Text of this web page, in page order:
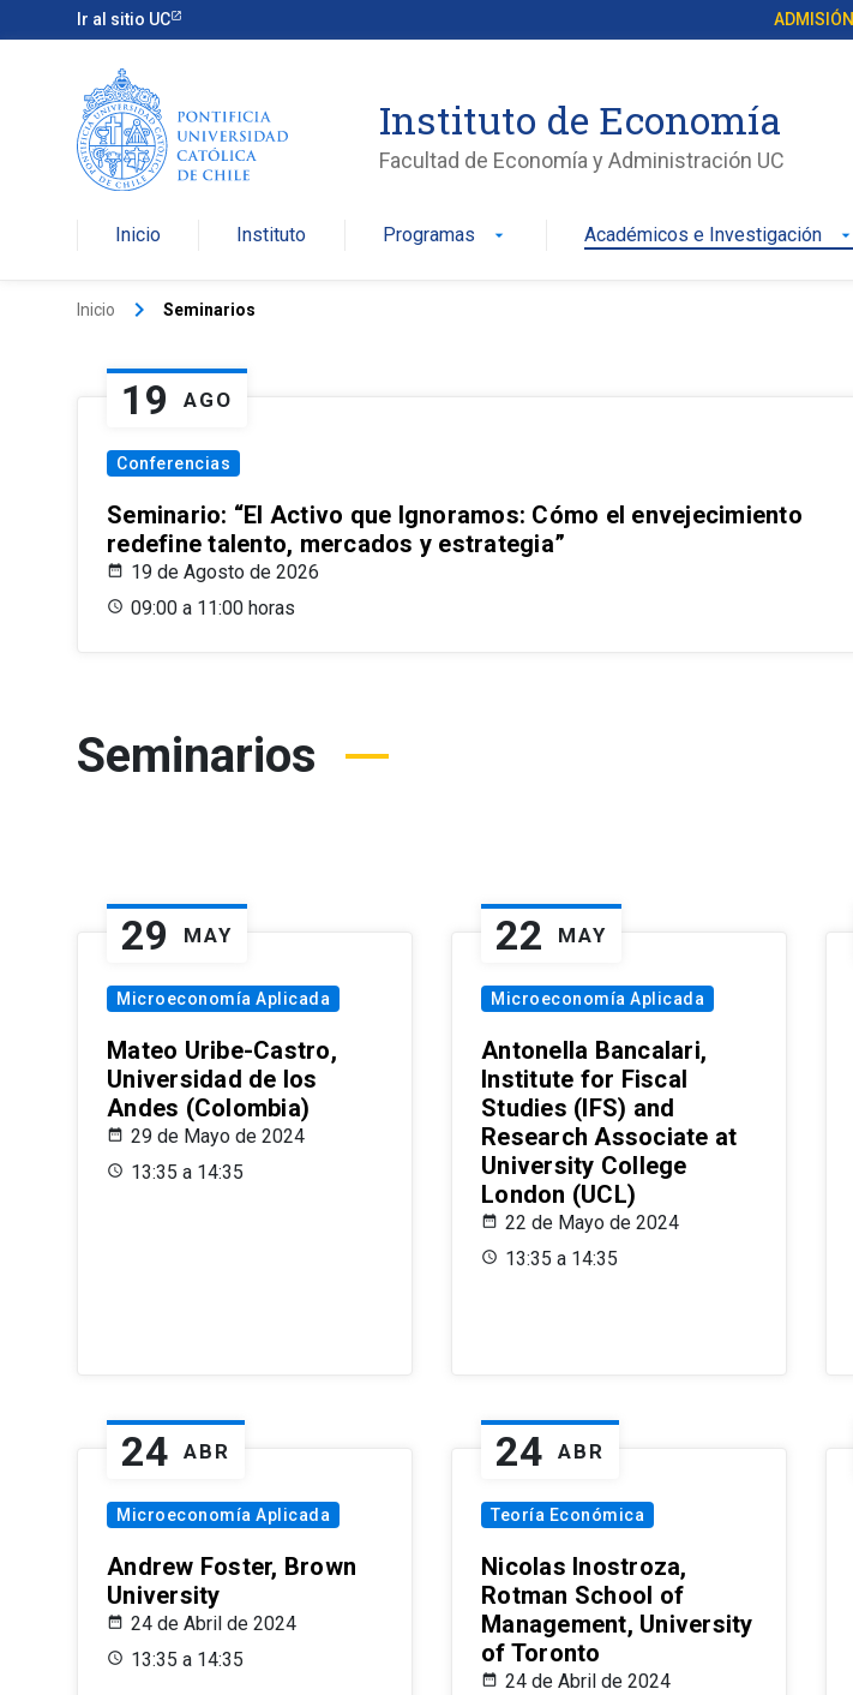
Ir al sitio UC ADMISIÓN
Instituto de Economía
Facultad de Economía y Administración UC
Inicio Instituto Programas arrow_drop_down Académicos e Investigación arrow_drop_down
Inicio keyboard_arrow_right Seminarios
19 AGO
Conferencias
Seminario: “El Activo que Ignoramos: Cómo el envejecimiento
redefine talento, mercados y estrategia”
19 de Agosto de 2026
09:00 a 11:00 horas
Seminarios
29 MAY
Microeconomía Aplicada
Mateo Uribe-Castro,
Universidad de los
Andes (Colombia)
29 de Mayo de 2024
13:35 a 14:35
22 MAY
Microeconomía Aplicada
Antonella Bancalari,
Institute for Fiscal
Studies (IFS) and
Research Associate at
University College
London (UCL)
22 de Mayo de 2024
13:35 a 14:35
24 ABR
Microeconomía Aplicada
Andrew Foster, Brown
University
24 de Abril de 2024
13:35 a 14:35
24 ABR
Teoría Económica
Nicolas Inostroza,
Rotman School of
Management, University
of Toronto
24 de Abril de 2024